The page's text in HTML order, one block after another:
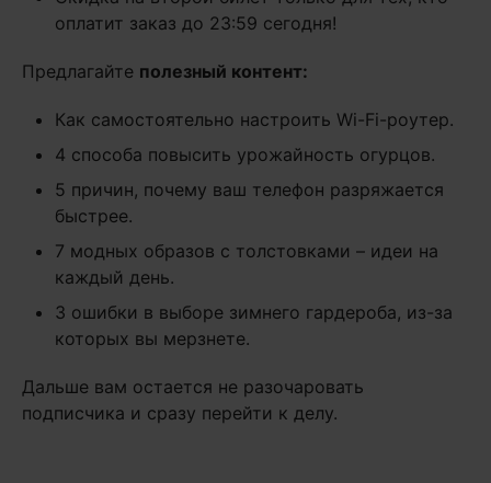
оплатит заказ до 23:59 сегодня!
Предлагайте полезный контент:
Как самостоятельно настроить Wi-Fi-роутер.
4 способа повысить урожайность огурцов.
5 причин, почему ваш телефон разряжается
быстрее.
7 модных образов с толстовками – идеи на
каждый день.
3 ошибки в выборе зимнего гардероба, из-за
которых вы мерзнете.
Дальше вам остается не разочаровать
подписчика и сразу перейти к делу.